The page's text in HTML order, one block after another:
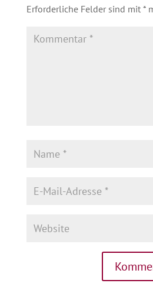
Erforderliche Felder sind mit *